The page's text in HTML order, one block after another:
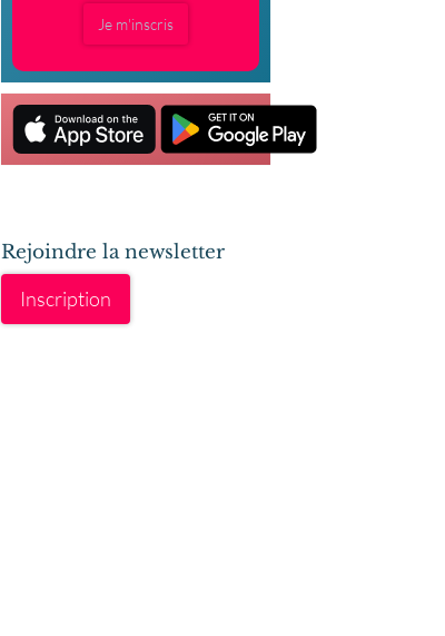
Je m'inscris
Rejoindre la newsletter
Inscription